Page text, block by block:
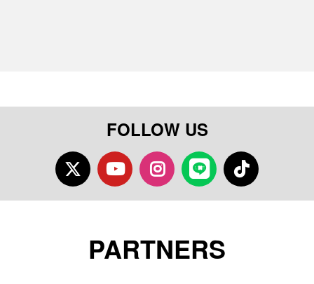
FOLLOW US
TwitterYoutubeInstagram
LINE TikTok
PARTNERS